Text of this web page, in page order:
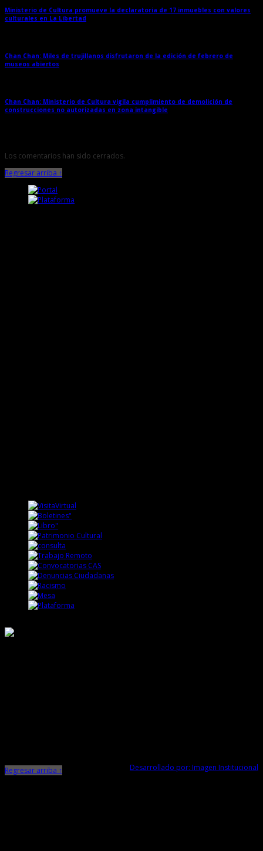
Ministerio de Cultura promueve la declaratoria de 17 inmuebles con valores
culturales en La Libertad
Chan Chan: Miles de trujillanos disfrutaron de la edición de febrero de
museos abiertos
Chan Chan: Ministerio de Cultura vigila cumplimiento de demolición de
construcciones no autorizadas en zona intangible
Los comentarios han sido cerrados.
Regresar arriba ↑
Desarrollado por: Imagen Institucional
Regresar arriba ↑